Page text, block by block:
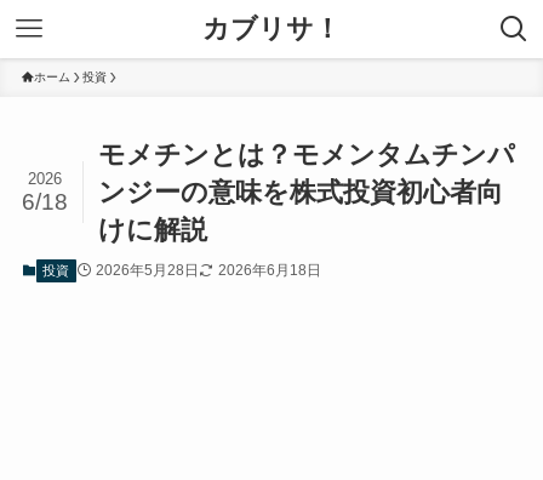
カブリサ！
ホーム 投資
モメチンとは？モメンタムチンパ
ンジーの意味を株式投資初心者向
けに解説
2026
6/18
投資 2026年5月28日 2026年6月18日